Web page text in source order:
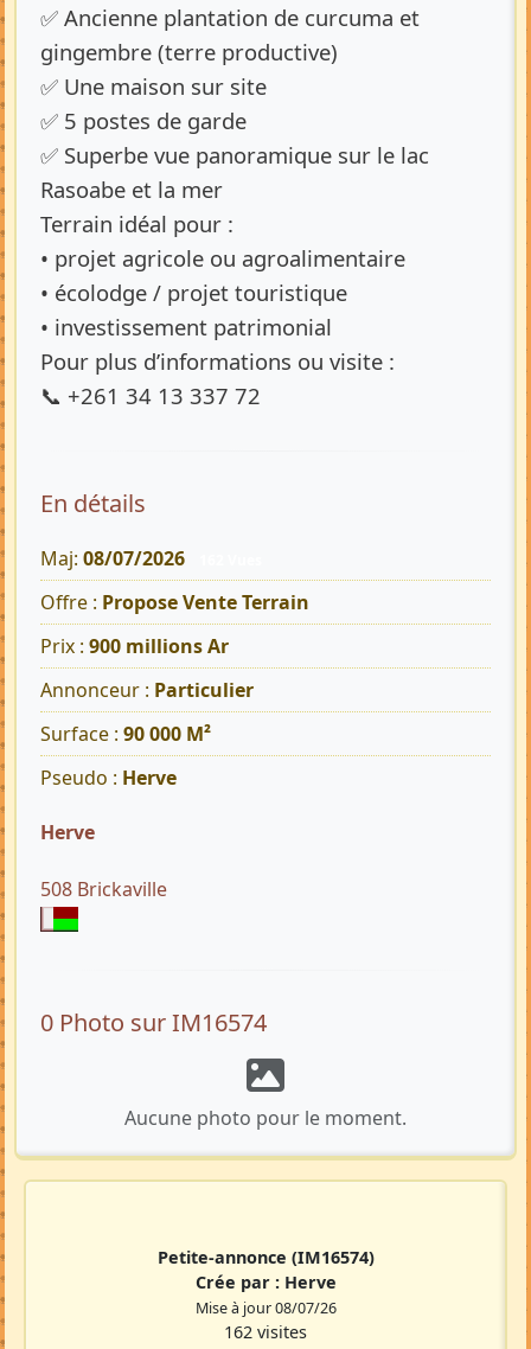
✅ Ancienne plantation de curcuma et
gingembre (terre productive)
✅ Une maison sur site
✅ 5 postes de garde
✅ Superbe vue panoramique sur le lac
Rasoabe et la mer
Terrain idéal pour :
• projet agricole ou agroalimentaire
• écolodge / projet touristique
• investissement patrimonial
Pour plus d’informations ou visite :
📞 +261 34 13 337 72
En détails
Maj: 08/07/2026
Offre : Propose Vente Terrain
Prix : 900 millions Ar
Annonceur : Particulier
Surface : 90 000 M²
Pseudo : Herve
Herve
508 Brickaville
0 Photo sur IM16574
Aucune photo pour le moment.
Petite-annonce (IM16574)
Crée par : Herve
Mise à jour 08/07/26
162 visites